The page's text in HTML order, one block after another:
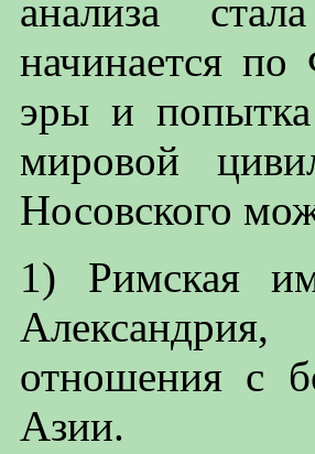
анализа
начинается
эры и попытка
мировой
Носовского
1) Римская
Александрия,
отношения с
Азии.